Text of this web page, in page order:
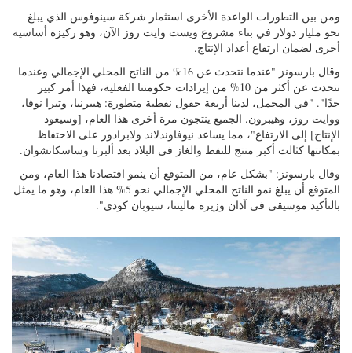
في حين أن مصايد الأسماك هي العمود الفقري، فإن الطاقة البحرية هي
العضلات.
حوالي 73 مليون برميل، أو ما يقرب من 8 مليارات دولار من إنتاج النفط.
ومع عودة Terra Nova FPSO إلى الإنتاج في نوفمبر 2023، تتوقع بارسونز
أن يرتفع إنتاج النفط إلى حوالي 82 مليون برميل هذا العام.
ومن بين التطورات الواعدة الأخرى استثمار شركة سينوفوس الذي يبلغ
نحو مليار دولار في بناء مشروع ويست وايت روز الآن، وهو ركيزة أساسية
أخرى لضمان ارتفاع أعداد الإنتاج.
وقال بارسونز "عندما نتحدث عن 16% من الناتج المحلي الإجمالي وعندما
نتحدث عن أكثر من 10% من إيرادات حكومتنا الفعلية، فهذا أمر كبير
جدًا". "في المجمل، لدينا أربعة حقول نفطية متطورة: هيبرنيا، وتيرا نوفا،
الإنتاج] إلى الارتفاع"، مما يساعد نيوفاوندلاند ولابرادور على الاحتفاظ
بمكانتها كثالث أكبر منتج للنفط والغاز في البلاد بعد ألبرتا وساسكاتشوان.
وقال بارسونز: "بشكل عام، من المتوقع أن ينمو اقتصادنا هذا العام، ومن
المتوقع أن يبلغ نمو الناتج المحلي الإجمالي نحو 5% هذا العام، وهو ما يمثل
بالتأكيد موسيقى في آذان وزيرة ماليتنا، سيوبان كودي".